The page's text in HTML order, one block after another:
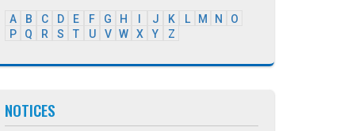
A B C D E F G H J K L M N
O
P
Q R S T U V W X Y Z
NOTICES